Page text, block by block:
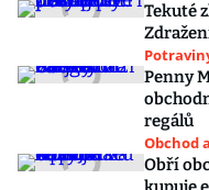
Tekuté
Penny
regálů
Obchod
Obří